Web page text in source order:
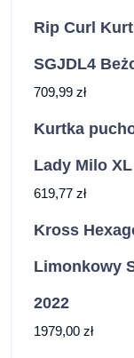
Rip Curl
SGJDL4
709,99 zł
Kurtka
Lady Milo XL
619,77 zł
Kross
Limonkowy
2022
1979,00 zł